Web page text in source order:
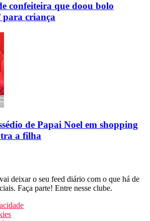
confeiteira que doou bolo
para criança
de Papai Noel em shopping
a filha
deixar o seu feed diário com o que há de
Faça parte! Entre nesse clube.